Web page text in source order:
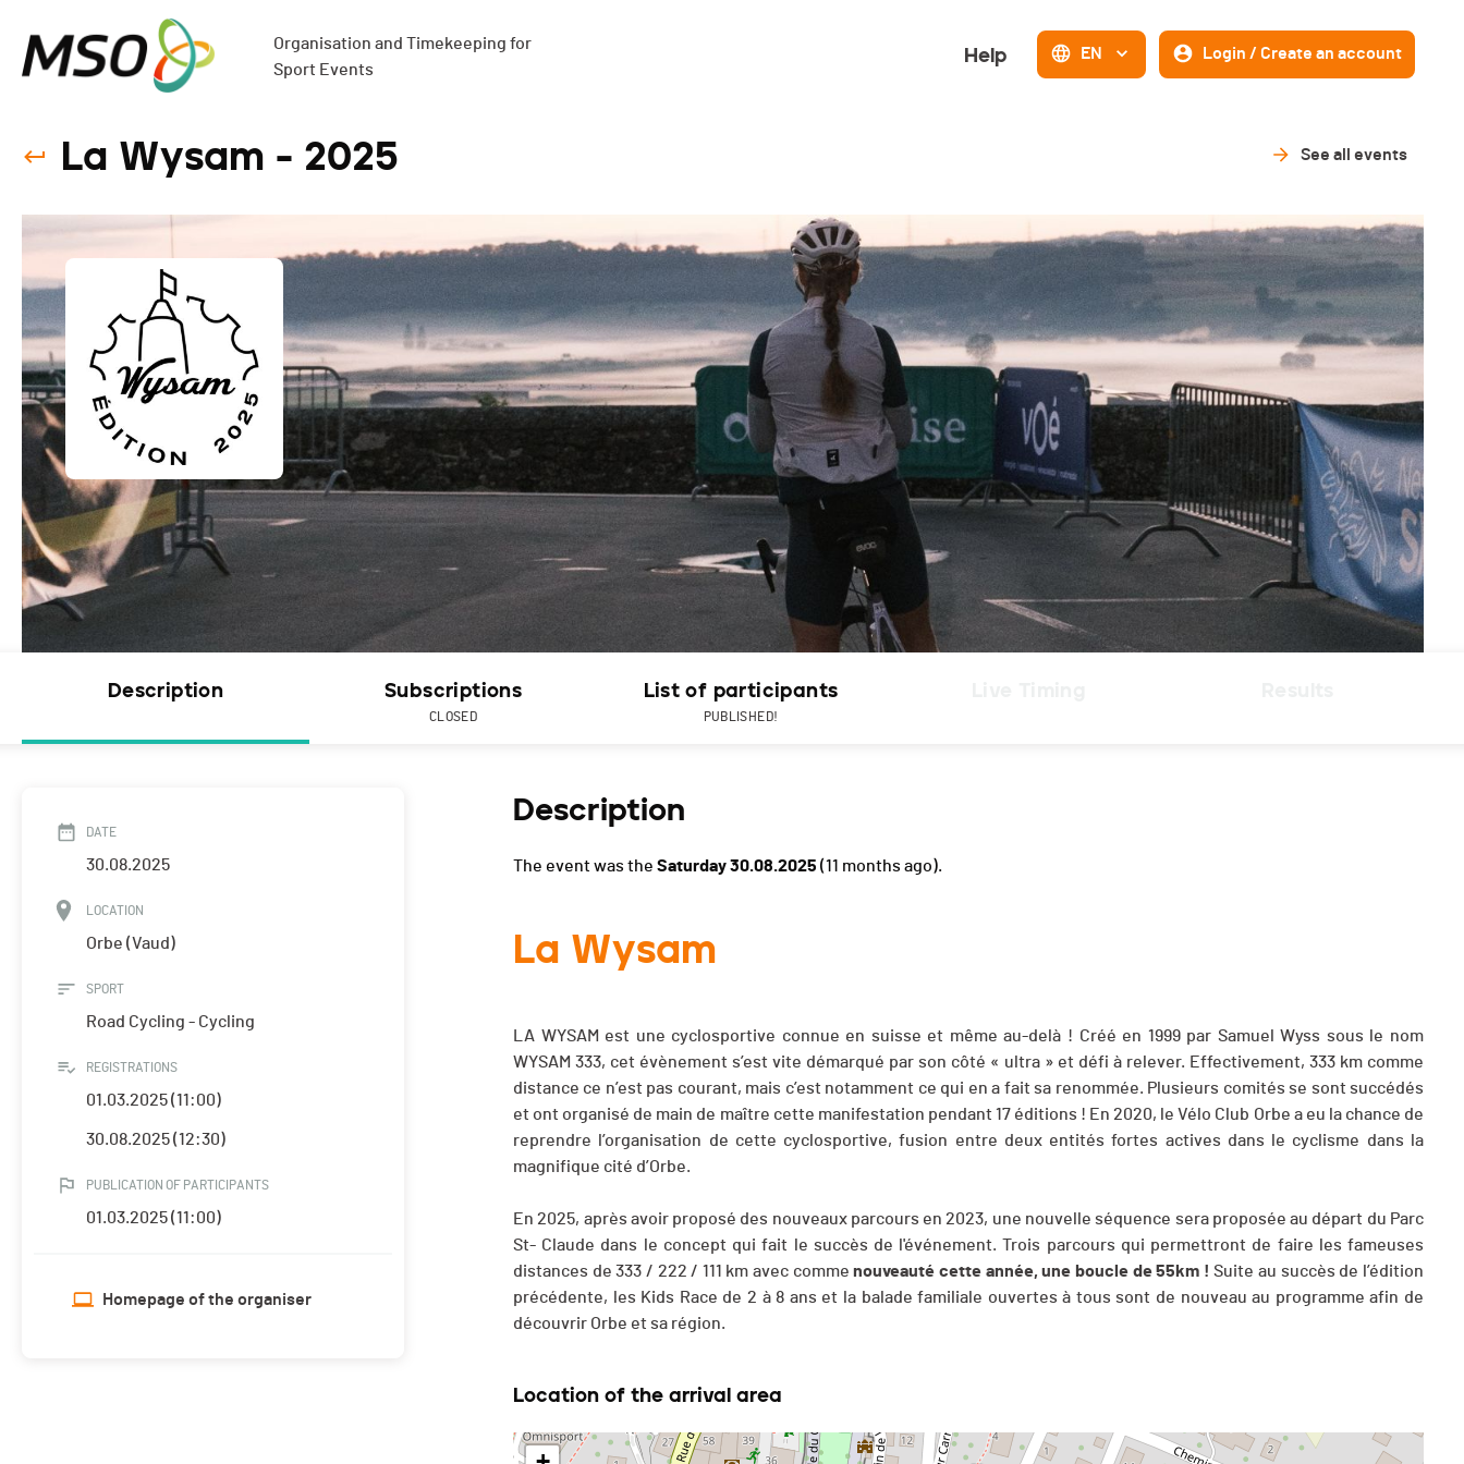
Organisation and Timekeeping for
Sport Events
Help EN Login / Create an account
La Wysam - 2025 See all events
Description Subscriptions
CLOSED
List of participants
PUBLISHED!
DATE
30.08.2025
LOCATION
Orbe (Vaud)
SPORT
Road Cycling - Cycling
REGISTRATIONS
01.03.2025 (11:00)
30.08.2025 (12:30)
PUBLICATION OF PARTICIPANTS
01.03.2025 (11:00)
Homepage of the organiser
Description
The event was the Saturday 30.08.2025 (11 months ago).
La Wysam
LA WYSAM est une cyclosportive connue en suisse et même au-delà ! Créé en 1999 par Samuel Wyss sous le nom
WYSAM 333, cet évènement s’est vite démarqué par son côté « ultra » et défi à relever. Effectivement, 333 km comme
distance ce n’est pas courant, mais c’est notamment ce qui en a fait sa renommée. Plusieurs comités se sont succédés
et ont organisé de main de maître cette manifestation pendant 17 éditions ! En 2020, le Vélo Club Orbe a eu la chance de
reprendre l’organisation de cette cyclosportive, fusion entre deux entités fortes actives dans le cyclisme dans la
magnifique cité d’Orbe.
En 2025, après avoir proposé des nouveaux parcours en 2023, une nouvelle séquence sera proposée au départ du Parc
St- Claude dans le concept qui fait le succès de l'événement. Trois parcours qui permettront de faire les fameuses
distances de 333 / 222 / 111 km avec commenouveauté cette année, une boucle de 55km ! Suite au succès de l’édition
précédente, les Kids Race de 2 à 8 ans et la balade familiale ouvertes à tous sont de nouveau au programme afin de
découvrir Orbe et sa région.
Location of the arrival area